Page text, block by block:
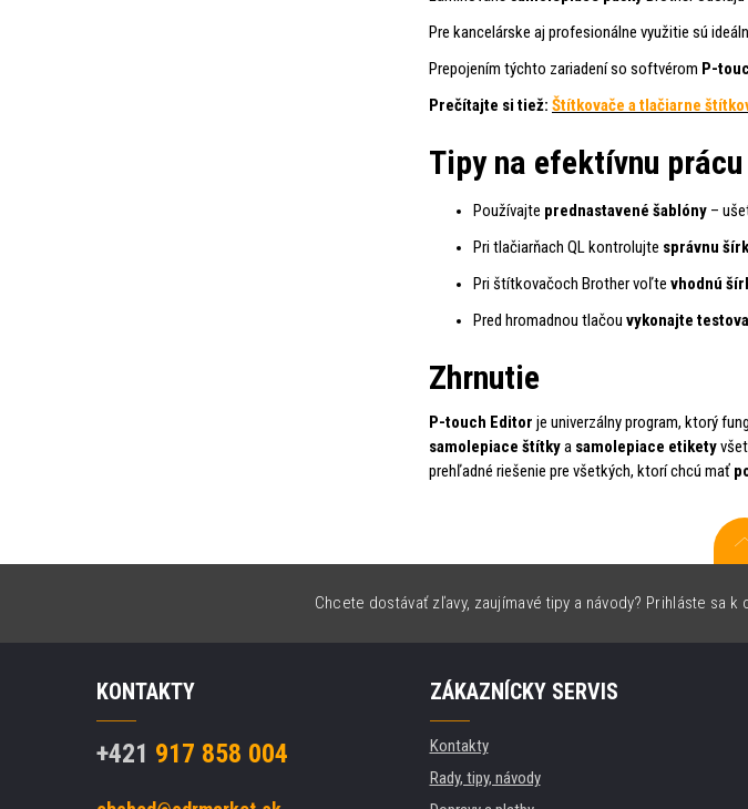
Pre kancelárske aj profesionálne využitie sú
Prepojením týchto zariadení so softvérom P-
Prečítajte si tiež: Štítkovače a tlačiarne
Tipy na efektívnu prácu
Používajte prednastavené šablóny –
Pri tlačiarňach QL kontrolujte správnu
Pri štítkovačoch Brother voľte vhodnú
Pred hromadnou tlačou vykonajte
Zhrnutie
P-touch Editor je univerzálny program, ktorý
samolepiace štítkya samolepiace etikety
prehľadné riešenie pre všetkých, ktorí chcú mať
Chcete dostávať zľavy, zaujímavé tipy a návody? Prihláste sa k
KONTAKTY
+421 917 858 004
ZÁKAZNÍCKY SERVIS
Kontakty
Rady, tipy, návody